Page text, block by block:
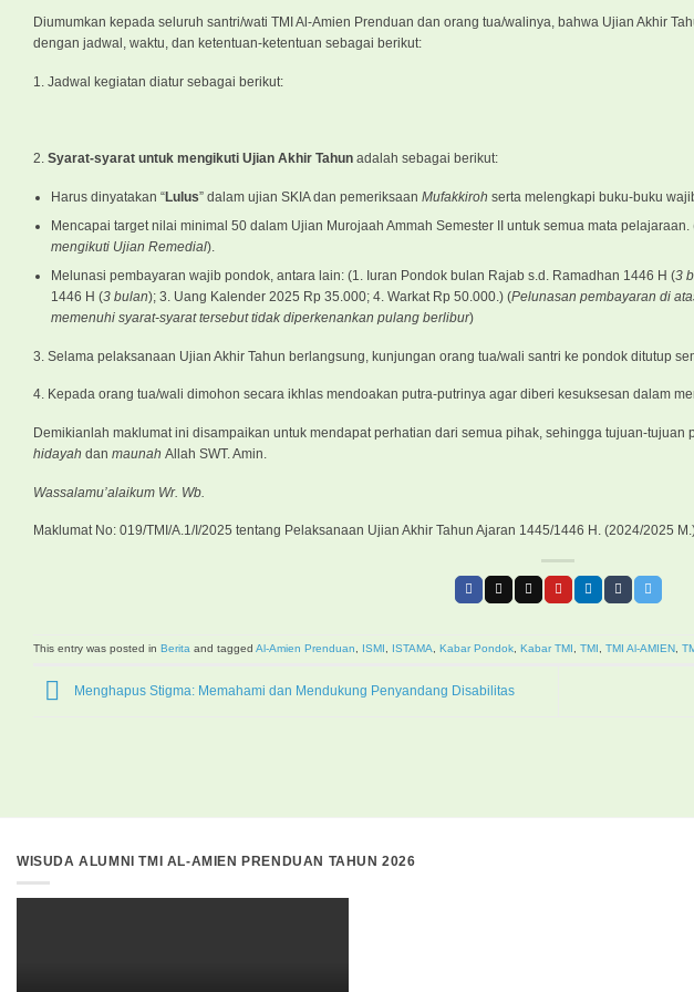
Diumumkan kepada seluruh santri/wati TMI Al-Amien Prenduan dan orang tua/walinya, bahwa Ujian Akhir
dengan jadwal, waktu, dan ketentuan-ketentuan sebagai berikut:
1. Jadwal kegiatan diatur sebagai berikut:
2. Syarat-syarat untuk mengikuti Ujian Akhir Tahun adalah sebagai berikut:
Harus dinyatakan “Lulus” dalam ujian SKIA dan pemeriksaan Mufakkiroh serta melengkapi buku-buku
Mencapai target nilai minimal 50 dalam Ujian Murojaah Ammah Semester II untuk semua mata pelajaraan.
mengikuti Ujian Remedial).
Melunasi pembayaran wajib pondok, antara lain: (1. Iuran Pondok bulan Rajab s.d. Ramadhan 1446 H (3
1446 H (3 bulan); 3. Uang Kalender 2025 Rp 35.000; 4. Warkat Rp 50.000.) (Pelunasan pembayaran di
memenuhi syarat-syarat tersebut tidak diperkenankan pulang berlibur)
3. Selama pelaksanaan Ujian Akhir Tahun berlangsung, kunjungan orang tua/wali santri ke pondok ditutup
4. Kepada orang tua/wali dimohon secara ikhlas mendoakan putra-putrinya agar diberi kesuksesan dalam
Demikianlah maklumat ini disampaikan untuk mendapat perhatian dari semua pihak, sehingga tujuan-
hidayah dan maunah Allah SWT. Amin.
Wassalamu’alaikum Wr. Wb.
Maklumat No: 019/TMI/A.1/I/2025 tentang Pelaksanaan Ujian Akhir Tahun Ajaran 1445/1446 H. (2024/2025
This entry was posted in Berita and tagged Al-Amien Prenduan, ISMI , ISTAMA, Kabar Pondok, Kabar TMI , TMI , TMI Al-AMIEN,
Menghapus Stigma: Memahami dan Mendukung Penyandang Disabilitas
WISUDA ALUMNI TMI AL-AMIEN PRENDUAN TAHUN 2026